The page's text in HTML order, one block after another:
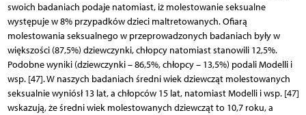
swoich badaniach podaje natomiast, iż molestowanie seksualne
występuje w 8% przypadków dzieci maltretowanych. Ofiarą
molestowania seksualnego w przeprowadzonych badaniach były w
większości (87,5%) dziewczynki, chłopcy natomiast stanowili 12,5%.
Podobne wyniki (dziewczynki – 86,5%, chłopcy – 13,5%) podali Modelli i
wsp. [47]. W naszych badaniach średni wiek dziewcząt molestowanych
seksualnie wyniósł 13 lat, a chłopców 15 lat, natomiast Modelli i wsp. [47]
wskazują, że średni wiek molestowanych dziewcząt to 10,7 roku, a